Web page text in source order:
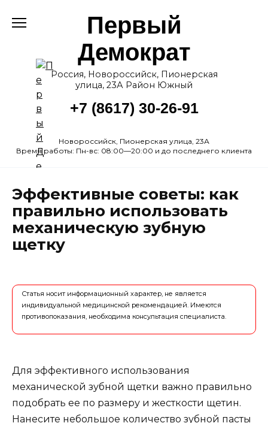
Первый
Демократ
Россия, Новороссийск, Пионерская
улица, 23А Район Южный
+7 (8617) 30-26-91
Новороссийск, Пионерская улица, 23А
Время работы: Пн-вс: 08:00—20:00 и до последнего клиента
Эффективные советы: как
правильно использовать
механическую зубную
щетку
Статья носит информационный характер, не является
индивидуальной медицинской рекомендацией. Имеются
противопоказания, необходима консультация специалиста.
Для эффективного использования
механической зубной щетки важно правильно
подобрать ее по размеру и жесткости щетин.
Нанесите небольшое количество зубной пасты